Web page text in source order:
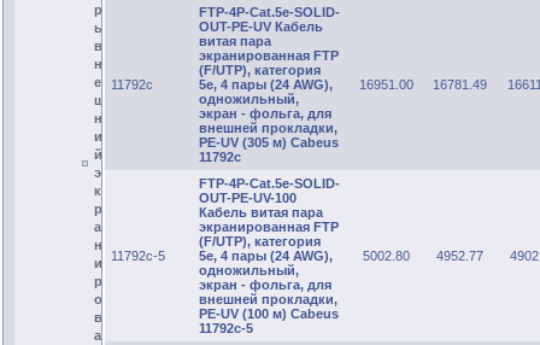
р
ы
в
н
е
ш
н
и
й
э
к
р
а
н
и
р
о
в
а
11792c
FTP-4P-Cat.5e-SOLID-
OUT-PE-UV Кабель
витая пара
экранированная FTP
(F/UTP), категория
5e, 4 пары (24 AWG),
одножильный,
экран - фольга, для
внешней прокладки,
PE-UV (305 м) Cabeus
11792c
16951.00 16781.49
11792c-5
FTP-4P-Cat.5e-SOLID-
OUT-PE-UV-100
Кабель витая пара
экранированная FTP
(F/UTP), категория
5e, 4 пары (24 AWG),
одножильный,
экран - фольга, для
внешней прокладки,
PE-UV (100 м) Cabeus
11792c-5
5002.80 4952.77